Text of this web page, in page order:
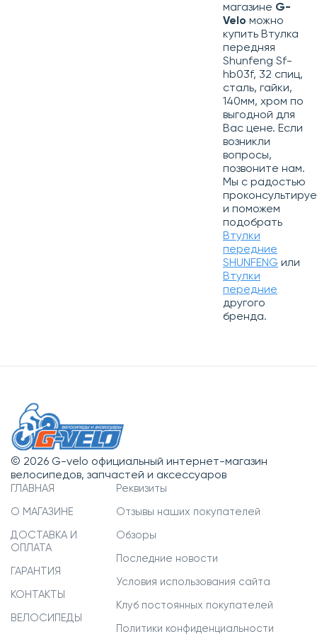
магазине G-
Velo можно
купить Втулка
передняя
Shunfeng Sf-
hb03f, 32 спиц,
сталь, гайки,
140мм, хром по
выгодной для
Вас цене. Если
возникли
вопросы,
позвоните нам.
Мы с радостью
и поможем
подобрать
Втулки
передние
SHUNFENG или
Втулки
передние
другого
бренда.
© 2026 G-velo официальный интернет-магазин
велосипедов, запчастей и аксессуаров
ГЛАВНАЯ
О МАГАЗИНЕ
ДОСТАВКА И
ОПЛАТА
ГАРАНТИЯ
КОНТАКТЫ
ВЕЛОСИПЕДЫ
Реквизиты
Отзывы наших покупателей
Обзоры
Последние новости
Условия использования сайта
Клуб постоянных покупателей
Политики конфиденциальности